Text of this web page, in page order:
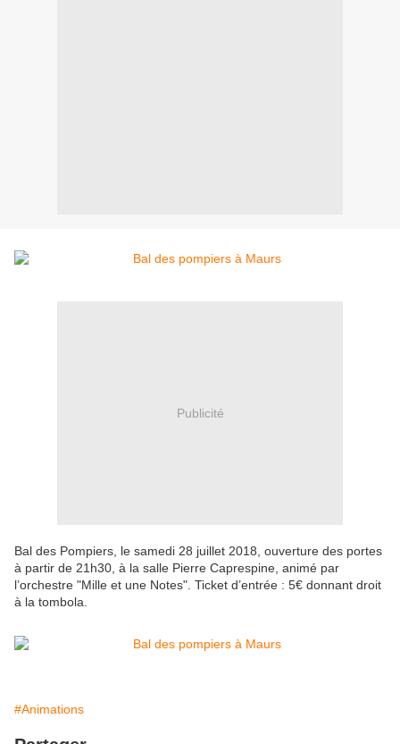
Publicité
Bal des Pompiers, le samedi 28 juillet 2018, ouverture des portes
à partir de 21h30, à la salle Pierre Caprespine, animé par
l’orchestre "Mille et une Notes". Ticket d’entrée : 5€ donnant droit
à la tombola.
#Animations